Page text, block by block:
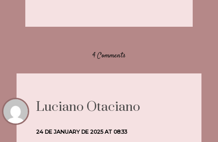
4 Comments
Luciano Otaciano
24 DE JANUARY DE 2025 AT 08:33